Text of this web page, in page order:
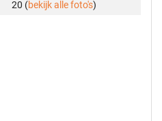
20 (bekijk alle foto's)